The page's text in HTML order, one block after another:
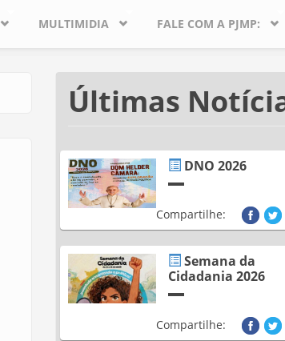
MULTIMIDIA FALE COM A PJMP:
Últimas
DNO 2026
Compartilhe:
Semana da
Cidadania 2026
Compartilhe: